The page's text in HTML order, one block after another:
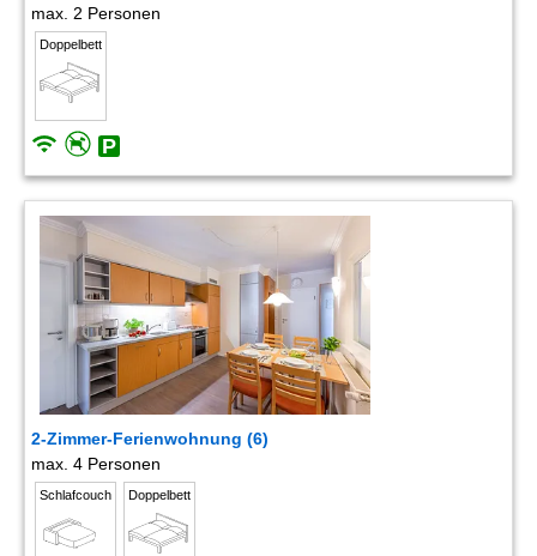
max. 2 Personen
Doppelbett
2-Zimmer-Ferienwohnung (6)
max. 4 Personen
Schlafcouch Doppelbett